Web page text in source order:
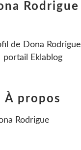
Rodrigue
de Dona Rodrigue
portail Eklablog
À propos